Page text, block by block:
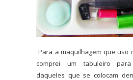
Para a maquilhagem que uso
comprei um tabuleiro para
daqueles que se colocam